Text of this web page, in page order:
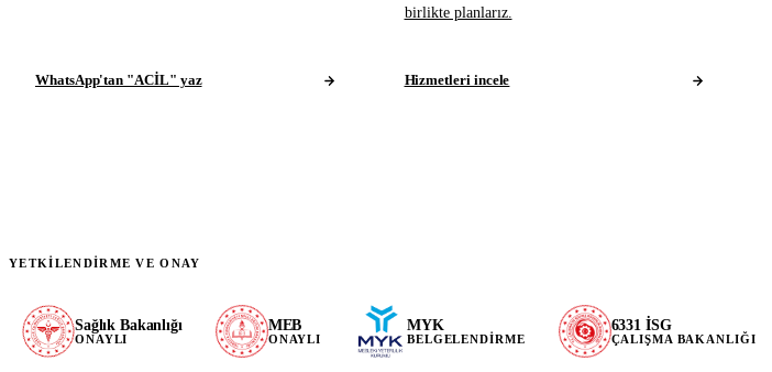
WhatsApp'tan "ACİL" yaz
birlikte planlarız.
Hizmetleri incele
YETKILENDIRME VE ONAY
Sağlık Bakanlığı
ONAYLI
MEB
ONAYLI
MYK
BELGELENDIRME
6331 İSG
ÇALIŞMA BAKANLIĞI